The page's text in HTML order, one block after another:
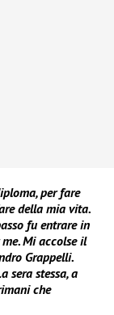
per fare
della mia vita.
fu entrare in
Mi accolse il
Grappelli.
sera stessa, a
che